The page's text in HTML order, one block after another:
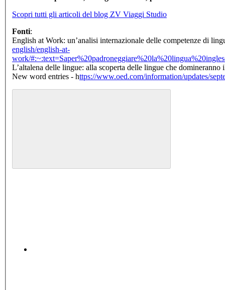
Scopri tutti gli articoli del blog ZV Viaggi Studio
Fonti:
English at Work: un’analisi internazionale delle competenze di
english/english-at-
work/
L’altalena delle lingue: alla scoperta delle lingue che domineranno
New word entries - https://www.oed.com/information/updates/